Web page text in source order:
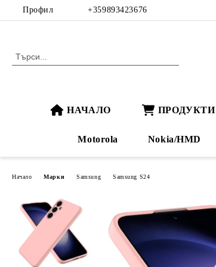
Профил +359893423676
НАЧАЛО ПРОДУКТИ
Motorola Nokia/HMD
Начало Марки Samsung Samsung S24